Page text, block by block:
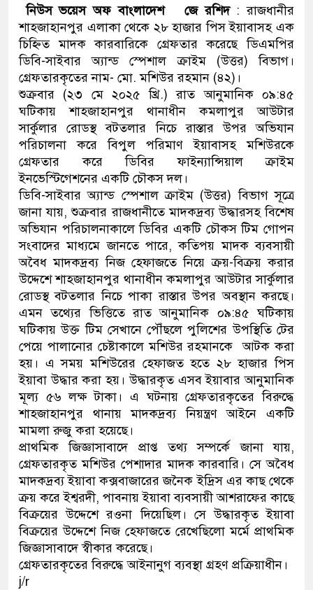
অবৈধ বিদেশি পিস্তল,
জড়িত কিশোর গ্যাংয়ের চার শিশু
ডাকাতির প্রস্তুতিকালে
থানা পুলিশ
নিউস ভয়েস অফ বাংলাদেশ জে রশিদ: রাজধানীর
শাহজাহানপুর এলাকা থেকে ২৮ হাজার পিস ইয়াবাসহ এক
চিহ্নিত মাদক কারবারিকে গ্রেফতার করেছে ডিএমপির
ডিবি-সাইবার অ্যান্ড স্পেশাল ক্রাইম (উত্তর) বিভাগ।
গ্রেফতারকৃতের নাম- মো. মশিউর রহমান (৪২)।
শুক্রবার (২৩ মে ২০২৫ খ্রি.) রাত আনুমানিক ০৯:৪৫
ঘটিকায় শাহজাহানপুর থানাধীন কমলাপুর আউটার
সার্কুলার রোডস্থ বটতলার নিচে রাস্তার উপর অভিযান
পরিচালনা করে বিপুল পরিমাণ ইয়াবাসহ মশিউরকে
গ্রেফতার করে ডিবির ফাইন্যান্সিয়াল ক্রাইম
ইনভেস্টিগেশনের একটি চৌকস দল।
ডিবি-সাইবার অ্যান্ড স্পেশাল ক্রাইম (উত্তর) বিভাগ সূত্রে
জানা যায়, শুক্রবার রাজধানীতে মাদকদ্রব্য উদ্ধারসহ বিশেষ
অভিযান পরিচালনাকালে ডিবির একটি চৌকস টিম গোপন
সংবাদের মাধ্যমে জানতে পারে, কতিপয় মাদক ব্যবসায়ী
অবৈধ মাদকদ্রব্য নিজ হেফাজতে নিয়ে ক্রয়-বিক্রয় করার
উদ্দেশে শাহজাহানপুর থানাধীন কমলাপুর আউটার সার্কুলার
রোডস্থ বটতলার নিচে পাকা রাস্তার উপর অবস্থান করছে।
এমন তথ্যের ভিত্তিতে রাত আনুমানিক ০৯:৪৫ ঘটিকায়
ঘটিকায় উক্ত টিম সেখানে পৌঁছলে পুলিশের উপস্থিতি টের
পেয়ে পালানোর চেষ্টাকালে মশিউর রহমানকে আটক করা
হয়। এ সময় মশিউরের হেফাজত হতে ২৮ হাজার পিস
ইয়াবা উদ্ধার করা হয়। উদ্ধারকৃত এসব ইয়াবার আনুমানিক
মূল্য ৫৬ লক্ষ টাকা। এ ঘটনায় গ্রেফতারকৃতের বিরুদ্ধে
শাহজাহানপুর থানায় মাদকদ্রব্য নিয়ন্ত্রণ আইনে একটি
মামলা রুজু করা হয়েছে।
প্রাথমিক জিজ্ঞাসাবাদে প্রাপ্ত তথ্য সম্পর্কে জানা যায়,
গ্রেফতারকৃত মশিউর পেশাদার মাদক কারবারি। সে অবৈধ
মাদকদ্রব্য ইয়াবা কক্সবাজারের জনৈক ইদ্রিস এর কাছ থেকে
ক্রয় করে ইশ্বরদী, পাবনায় ইয়াবা ব্যবসায়ী আশরাফের কাছে
বিক্রয়ের উদ্দেশে রওনা দিয়েছিল। সে উদ্ধারকৃত ইয়াবা
বিক্রয়ের উদ্দেশে নিজ হেফাজতে রেখেছিলো মর্মে প্রাথমিক
জিজ্ঞাসাবাদে স্বীকার করেছে।
গ্রেফতারকৃতের বিরুদ্ধে আইনানুগ ব্যবস্থা গ্রহণ প্রক্রিয়াধীন।
j/r